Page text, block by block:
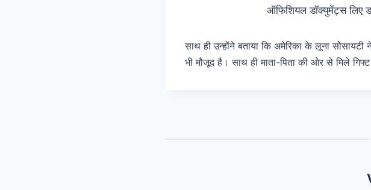
ऑफिशियल डॉक्युमेंट्स लिए
साथ ही उन्होंने बताया कि अमेरिका के लूना
भी मौजूद है। साथ ही माता-पिता की ओर से मिले